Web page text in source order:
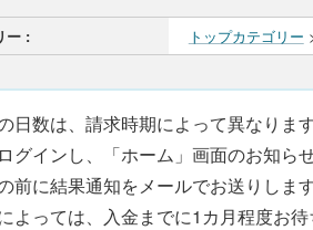
ー : トップカテゴリー
日数は、請求時期によって異なります
グインし、「ホーム」画面のお知ら
前に結果通知をメールでお送りします
よっては、入金までに1カ月程度お